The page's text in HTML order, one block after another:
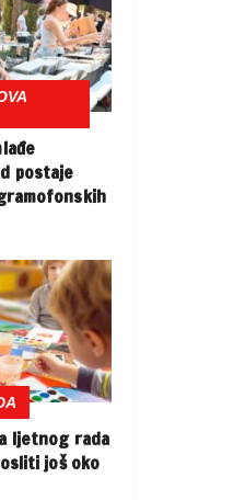
postaje
ljetnog rada
još oko